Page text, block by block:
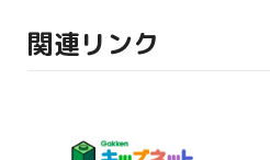
関連リンク